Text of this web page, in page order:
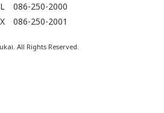
086-250-2000
086-250-2001
All Rights Reserved.